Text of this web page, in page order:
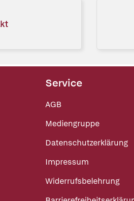
Service
AGB
Mediengruppe
Datenschutzerklärung
Impressum
Widerrufsbelehrung